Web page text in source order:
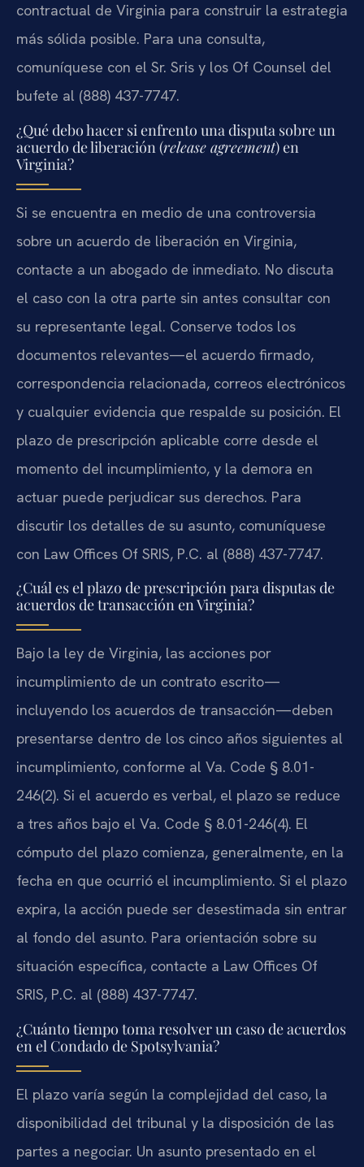
contractual de Virginia para construir la estrategia
más sólida posible. Para una consulta,
comuníquese con el Sr. Sris y los Of Counsel del
bufete al (888) 437-7747.
¿Qué debo hacer si enfrento una disputa sobre un
acuerdo de liberación (release agreement) en
Virginia?
Si se encuentra en medio de una controversia
sobre un acuerdo de liberación en Virginia,
contacte a un abogado de inmediato. No discuta
el caso con la otra parte sin antes consultar con
su representante legal. Conserve todos los
documentos relevantes—el acuerdo firmado,
correspondencia relacionada, correos electrónicos
y cualquier evidencia que respalde su posición. El
plazo de prescripción aplicable corre desde el
momento del incumplimiento, y la demora en
actuar puede perjudicar sus derechos. Para
discutir los detalles de su asunto, comuníquese
con Law Offices Of SRIS, P.C. al (888) 437-7747.
¿Cuál es el plazo de prescripción para disputas de
acuerdos de transacción en Virginia?
Bajo la ley de Virginia, las acciones por
incumplimiento de un contrato escrito—
incluyendo los acuerdos de transacción—deben
presentarse dentro de los cinco años siguientes al
incumplimiento, conforme al Va. Code § 8.01-
246(2). Si el acuerdo es verbal, el plazo se reduce
a tres años bajo el Va. Code § 8.01-246(4). El
cómputo del plazo comienza, generalmente, en la
fecha en que ocurrió el incumplimiento. Si el plazo
expira, la acción puede ser desestimada sin entrar
al fondo del asunto. Para orientación sobre su
situación específica, contacte a Law Offices Of
SRIS, P.C. al (888) 437-7747.
¿Cuánto tiempo toma resolver un caso de acuerdos
en el Condado de Spotsylvania?
El plazo varía según la complejidad del caso, la
disponibilidad del tribunal y la disposición de las
partes a negociar. Un asunto presentado en el